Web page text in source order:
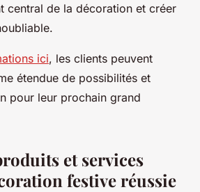
central de la décoration et créer
ici, les clients peuvent
étendue de possibilités et
pour leur prochain grand
et services
festive réussie